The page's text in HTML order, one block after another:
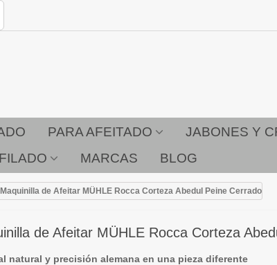
PARA AFEITADO JABONES Y
MARCAS BLOG
Maquinilla de Afeitar MÜHLE Rocca Corteza Abedul Peine Cerrado
de Afeitar MÜHLE Rocca Corteza
natural y precisión alemana en una pieza diferente